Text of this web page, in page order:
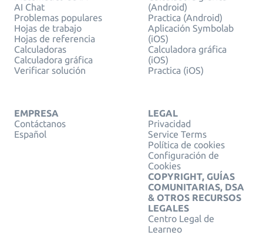
AI Chat
Problemas populares
Hojas de trabajo
Hojas de referencia
Calculadoras
Calculadora gráfica
Verificar solución
(Android)
Practica (Android)
Aplicación Symbolab
(iOS)
Calculadora gráfica
(iOS)
Practica (iOS)
EMPRESA
Contáctanos
Español
LEGAL
Privacidad
Service Terms
Política de cookies
Configuración de
Cookies
COPYRIGHT, GUÍAS
COMUNITARIAS, DSA
& OTROS RECURSOS
LEGALES
Centro Legal de
Learneo